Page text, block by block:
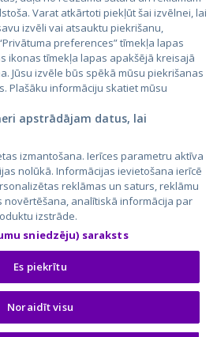
Kainos.lt
Paslaugos.lt
auto24.ee
KV.ee
Osta.ee
KuldneBörs.ee
Varat atkārtoti piekļūt šai izvēlnei, lai
izvēli vai atsauktu piekrišanu,
preferences” tīmekļa lapas
ikonas tīmekļa lapas apakšējā kreisajā
Jūsu izvēle būs spēkā mūsu piekrišanas
Plašāku informāciju skatiet mūsu
apstrādājam datus, lai
izmantošana. Ierīces parametru aktīva
nolūkā. Informācijas ievietošana ierīcē
reklāmas un saturs, reklāmu
analītiskā informācija par
izstrāde.
sniedzēju) saraksts
Es piekrītu
Noraidīt visu